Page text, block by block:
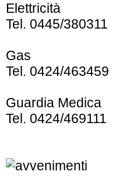
Elettricità
Tel. 0445/380311
Gas
Tel. 0424/463459
Guardia Medica
Tel. 0424/469111